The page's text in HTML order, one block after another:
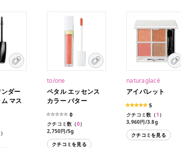
ンダー
マス
）
to/one
ペタル エッセンス
カラー バター
0
クチコミ数（0）
2,750円/5g
クチコミを見る
naturaglacé
アイパレット
5
クチコミ数（1 ）
3,960円/3.8g
4,180円/3.8g（限定品）
クチコミを見る